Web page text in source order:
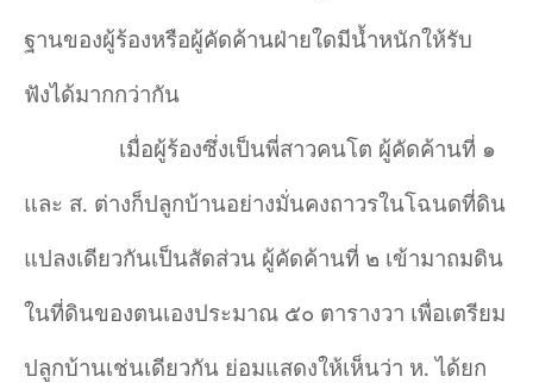
ฐานของผู้ร้องหรือผู้คัดค้านฝ่ายใดมีน้ำหนักให้รับ
ฟังได้มากกว่ากัน
เมื่อผู้ร้องซึ่งเป็นพี่สาวคนโต ผู้คัดค้านที่ ๑
และ ส. ต่างก็ปลูกบ้านอย่างมั่นคงถาวรในโฉนดที่ดิน
แปลงเดียวกันเป็นสัดส่วน ผู้คัดค้านที่ ๒ เข้ามาถมดิน
ในที่ดินของตนเองประมาณ ๕๐ ตารางวา เพื่อเตรียม
ปลูกบ้านเช่นเดียวกัน ย่อมแสดงให้เห็นว่า ห. ได้ยก